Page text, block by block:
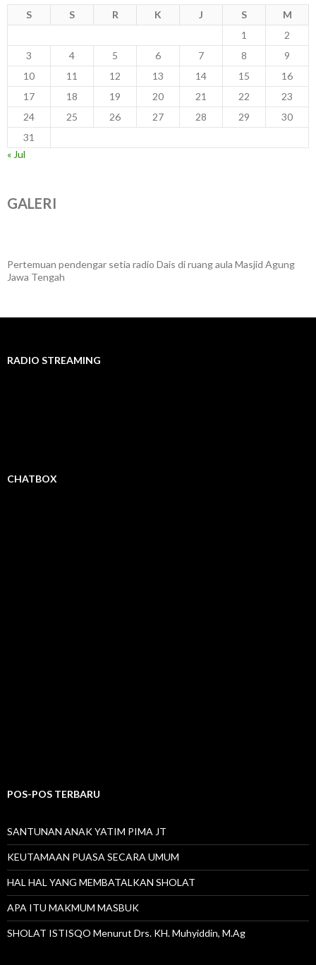
S S R K J S
M
1
2
3
4 5 6 7 8
9
10
11 12 13 14 15
16
17
18 19 20 21 22
23
24
25 26 27 28 29
30
31
« Jul
GALERI
Pertemuan pendengar setia radio Dais di ruang aula Masjid Agung
Jawa Tengah
RADIO STREAMING
CHATBOX
POS-POS TERBARU
SANTUNAN ANAK YATIM PIMA JT
KEUTAMAAN PUASA SECARA UMUM
HAL HAL YANG MEMBATALKAN SHOLAT
APA ITU MAKMUM MASBUK
SHOLAT ISTISQO Menurut Drs. KH. Muhyiddin, M.Ag